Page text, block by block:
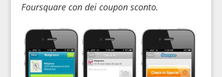
Foursquare con dei coupon sconto.